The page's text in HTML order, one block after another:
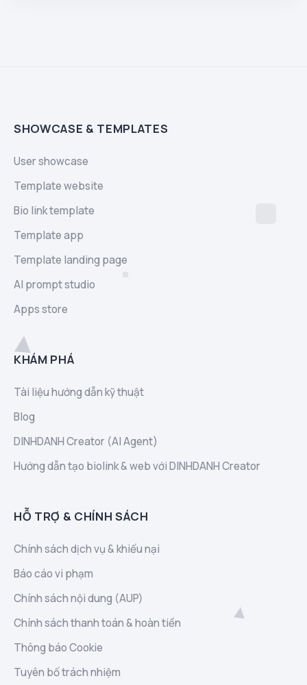
SHOWCASE & TEMPLATES
User showcase
Template website
Bio link template
Template app
Template landing page
AI prompt studio
Apps store
KHÁM PHÁ
Tài liệu hướng dẫn kỹ thuật
Blog
DINHDANH Creator (AI Agent)
Hướng dẫn tạo biolink & web với DINHDANH Creator
HỖ TRỢ & CHÍNH SÁCH
Chính sách dịch vụ & khiếu nại
Báo cáo vi phạm
Chính sách nội dung (AUP)
Chính sách thanh toán & hoàn tiền
Thông báo Cookie
Tuyên bố trách nhiệm